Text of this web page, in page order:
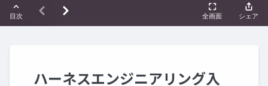
ハーネスエンジニアリング入